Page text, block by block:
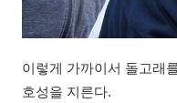
이렇게 가까이서 돌고래
호성을 지른다.